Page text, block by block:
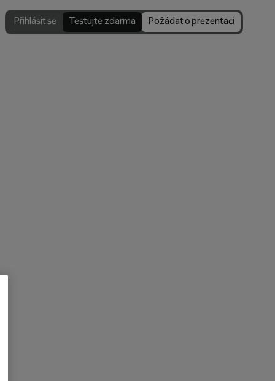
Přihlásit se Testujte zdarma Požádat o prezentaci